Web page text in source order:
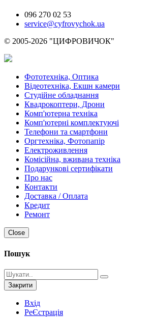
096 270 02 53
service@cyfrovychok.ua
© 2005-2026 "ЦИФРОВИЧОК"
Фототехніка, Оптика
Відеотехніка, Екшн камери
Студійне обладнання
Квадрокоптери, Дрони
Комп'ютерна техніка
Комп'ютерні комплектуючі
Телефони та смартфони
Оргтехніка, Фотопапір
Електроживлення
Комісійна, вживана техніка
Подарункові сертифікати
Про нас
Контакти
Доставка / Оплата
Кредит
Ремонт
Close
Пошук
Закрити
Вхід
РеЄстрація